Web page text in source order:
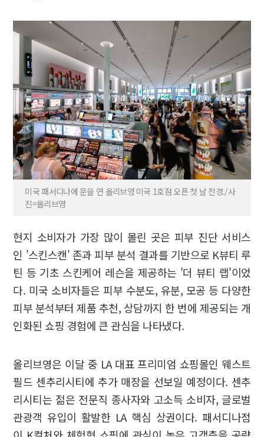
미국 패서디나에 문을 연 올리브영 미국 1호점 오픈 첫 날 전경./사
진=올리브영
현지 소비자가 가장 많이 몰린 곳은 피부 진단 서비스
인 '스킨스캔' 존과 피부 분석 결과를 기반으로 K뷰티 루
틴 등 기초 스킨케어 레슨을 제공하는 '더 뷰티 랩'이었
다. 미국 소비자들은 피부 수분도, 유분, 모공 등 다양한
피부 분석부터 제품 추천, 상담까지 한 번에 제공되는 개
인화된 쇼핑 경험에 큰 관심을 나타냈다.
올리브영은 이달 중 LA 대표 프리미엄 쇼핑몰인 웨스트
필드 센추리시티에 추가 매장을 선보일 예정이다. 센추
리시티는 젊은 전문직 종사자와 고소득 소비자, 글로벌
관광객 유입이 활발한 LA 핵심 상권이다. 패서디나점